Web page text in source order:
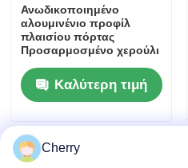
Ανωδικοποιημένο
αλουμινένιο προφίλ
πλαισίου πόρτας
Προσαρμοσμένο χερούλι
κατασκευαστής
Καλύτερη τιμή
Cherry